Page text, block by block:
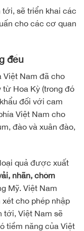
sẽ triển khai các
cho các cơ quan
đều
Việt Nam đã cho
từ Hoa Kỳ (trong đó
đối với cam
Việt Nam cho
đào và xuân đào,
quả được xuất
nhãn, chôm
Mỹ. Việt Nam
cho phép nhập
tới, Việt Nam sẽ
tiềm năng của Việt